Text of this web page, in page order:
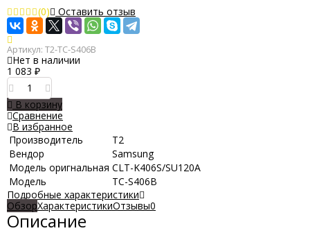
(0) Оставить отзыв
Артикул: T2-TC-S406B
Нет в наличии
1 083 ₽
В корзину
Сравнение
В избранное
Производитель
Т2
Вендор
Samsung
Модель оригнальная CLT-K406S/SU120A
Модель
TC-S406B
Подробные характеристики
ОбзорХарактеристикиОтзывы0
Описание